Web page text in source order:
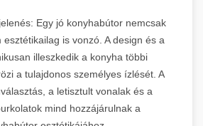
Egy jó konyhabútor nemcsak
esztétikailag is vonzó. A design és a
illeszkedik a konyha többi
a tulajdonos személyes ízlését. A
a letisztult vonalak és a
mind hozzájárulnak a